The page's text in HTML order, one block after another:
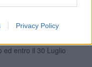
Privacy Policy
inizierà le rotazioni
Poi, dopo alcune
ed entro il 30 Luglio